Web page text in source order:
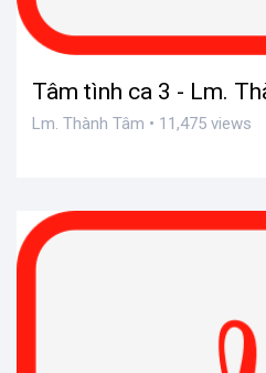
Tâm tình ca 3 - Lm.
Lm. Thành Tâm • 11,475 views